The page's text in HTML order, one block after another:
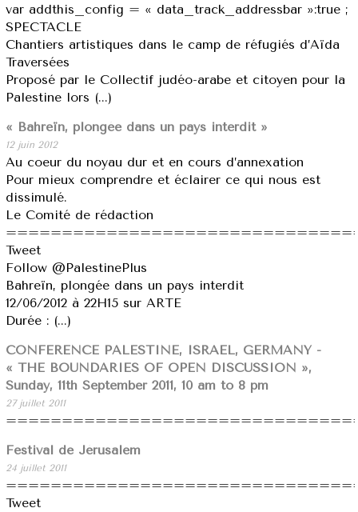
var addthis_config = « data_track_addressbar »:true ;
SPECTACLE
Chantiers artistiques dans le camp de réfugiés d’Aïda
Traversées
Proposé par le Collectif judéo-arabe et citoyen pour la
Palestine lors (...)
« Bahreïn, plongée dans un pays interdit »
12 juin 2012
Au coeur du noyau dur et en cours d’annexation
Pour mieux comprendre et éclairer ce qui nous est
dissimulé.
Le Comité de rédaction
Tweet
Follow @PalestinePlus
Bahreïn, plongée dans un pays interdit
12/06/2012 à 22H15 sur ARTE
Durée : (...)
CONFERENCE PALESTINE, ISRAEL, GERMANY -
« THE BOUNDARIES OF OPEN DISCUSSION »,
Sunday, 11th September 2011, 10 am to 8 pm
27 juillet 2011
Festival de Jérusalem
24 juillet 2011
Tweet